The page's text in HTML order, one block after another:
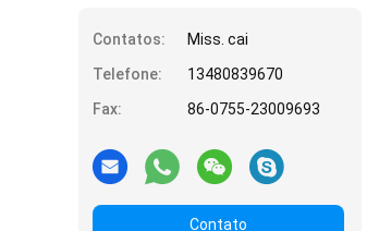
Contatos:
Miss. cai
Telefone:
13480839670
Fax:
86-0755-23009693
Contato